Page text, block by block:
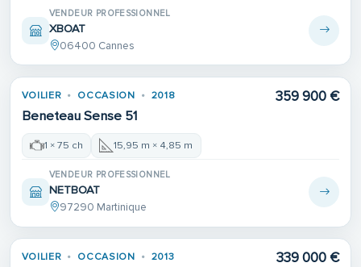
VENDEUR PROFESSIONNEL
XBOAT
06400 Cannes
VOILIER OCCASION 2018
Beneteau Sense 51
359 900 €
1 × 75 ch 15,95 m × 4,85 m
VENDEUR PROFESSIONNEL
NETBOAT
97290 Martinique
VOILIER OCCASION 2013 339 000 €